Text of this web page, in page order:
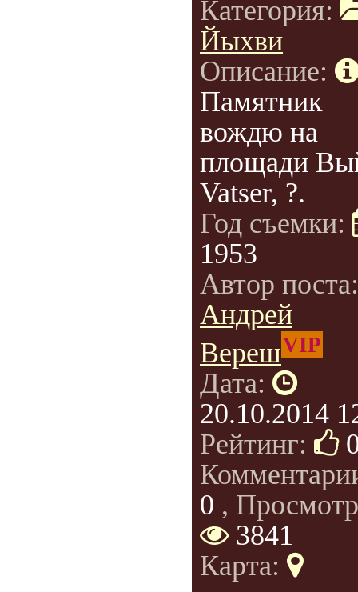
Категория:
Йыхви
Описание:
Памятник
вождю на
площади
Vatser, ?.
Год съемки:
1953
Автор
Андрей
ВерешVIP
Дата:
20.10.2014
Рейтинг:
0 ,
3841
Карта: